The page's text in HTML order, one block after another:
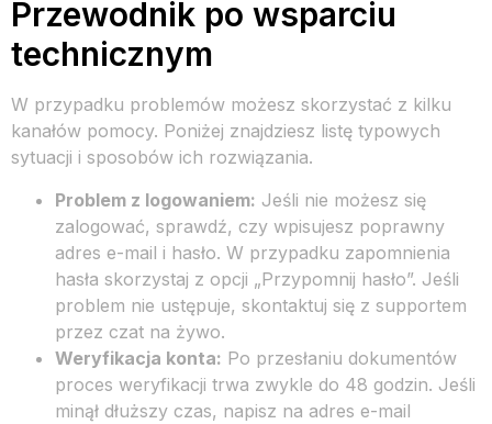
Przewodnik po wsparciu
technicznym
W przypadku problemów możesz skorzystać z kilku
kanałów pomocy. Poniżej znajdziesz listę typowych
sytuacji i sposobów ich rozwiązania.
Problem z logowaniem: Jeśli nie możesz się
zalogować, sprawdź, czy wpisujesz poprawny
adres e-mail i hasło. W przypadku zapomnienia
hasła skorzystaj z opcji „Przypomnij hasło”. Jeśli
problem nie ustępuje, skontaktuj się z supportem
przez czat na żywo.
Weryfikacja konta: Po przesłaniu dokumentów
proces weryfikacji trwa zwykle do 48 godzin. Jeśli
minął dłuższy czas, napisz na adres e-mail